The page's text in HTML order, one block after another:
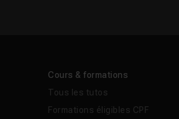
Cours & formations
Tous les tutos
Formations éligibles CPF